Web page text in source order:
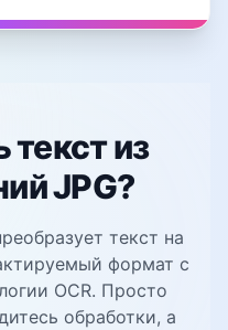
текст из
JPG?
текст на
формат с
OCR. Просто
обработки, а